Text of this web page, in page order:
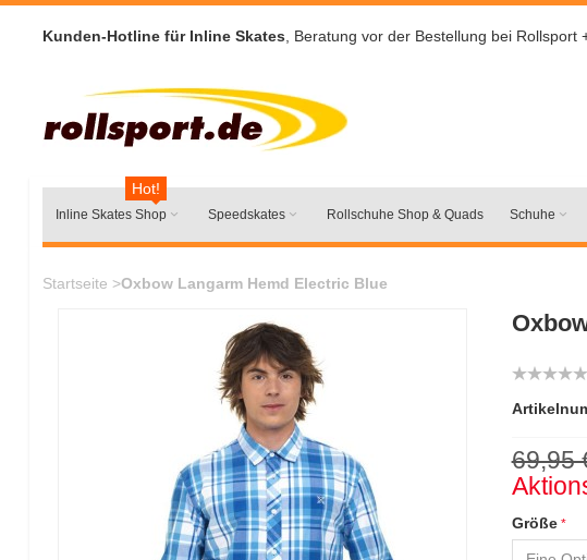
Kunden-Hotline für Inline Skates , Beratung vor der Bestellung bei
Inline Skates Shop
Hot!
Speedskates Rollschuhe Shop & Quads Schuhe
Startseite >Oxbow Langarm Hemd Electric Blue
69,95
Größe